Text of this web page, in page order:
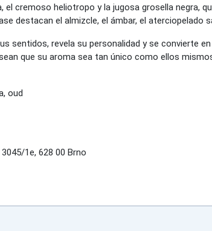
el cremoso heliotropo y la jugosa grosella negra,
destacan el almizcle, el ámbar, el aterciopelado
sentidos, revela su personalidad y se convierte
que su aroma sea tan único como ellos
oud
3045/1e, 628 00 Brno